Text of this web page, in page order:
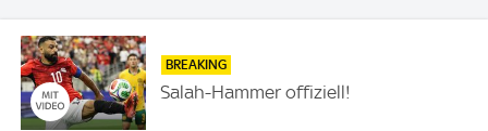
BREAKING
Salah-Hammer offiziell!